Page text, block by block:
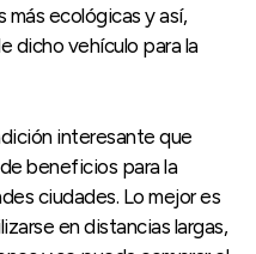
ecológicas y así,
dicho vehículo para la
interesante que
beneficios para la
ciudades. Lo mejor es
en distancias largas,